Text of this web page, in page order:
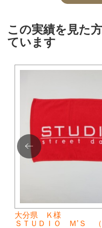
この実績を見た
ています
大分県 Ｋ様
ＳＴＵＤＩＯ Ｍ’Ｓ （